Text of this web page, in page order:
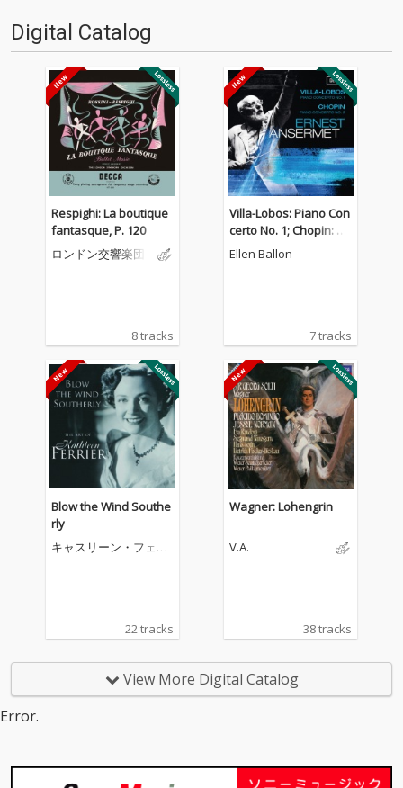
Digital Catalog
Respighi: La boutique
fantasque, P. 120
ロンドン交響楽団
8 tracks
Villa-Lobos: Piano Con
certo No. 1; Chopin: Pi
ano Concerto No. 2
Ellen Ballon
7 tracks
Blow the Wind Southe
rly
キャスリーン・フェリ
22 tracks
Wagner: Lohengrin
V.A.
38 tracks
View More Digital Catalog
Error.